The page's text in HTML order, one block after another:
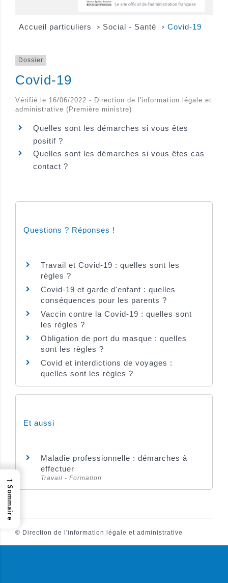
Accueil particuliers > Social - Santé > Covid-19
Dossier
Covid-19
Vérifié le 16/06/2022 - Direction de l'information légale et
administrative (Première ministre)
Quelles sont les démarches si vous êtes
positif ?
Quelles sont les démarches si vous êtes cas
contact ?
Questions ? Réponses !
Travail et Covid-19 : quelles sont les
règles ?
Covid-19 et garde d'enfant : quelles
conséquences pour les parents ?
Vaccin contre la Covid-19 : quelles sont
les règles ?
Obligation de port du masque : quelles
sont les règles ?
Covid et interdictions de voyages :
quelles sont les règles ?
Et aussi
Maladie professionnelle : démarches à
effectuer
Travail - Formation
© Direction de l'information légale et administrative
→
Sommaire